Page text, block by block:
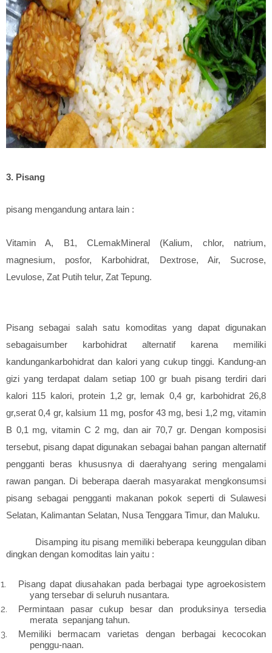
3. Pisang
pisang mengandung antara lain :
Vitamin A, B1, CLemakMineral (Kalium, chlor, natrium,
magnesium, posfor, Karbohidrat, Dextrose, Air, Sucrose,
Levulose, Zat Putih telur, Zat Tepung.
Pisang sebagai salah satu komoditas yang dapat digunakan
sebagaisumber karbohidrat alternatif karena memiliki
kandungankarbohidrat dan kalori yang cukup tinggi. Kandung-an
gizi yang terdapat dalam setiap 100 gr buah pisang terdiri dari
kalori 115 kalori, protein 1,2 gr, lemak 0,4 gr, karbohidrat 26,8
gr,serat 0,4 gr, kalsium 11 mg, posfor 43 mg, besi 1,2 mg, vitamin
B 0,1 mg, vitamin C 2 mg, dan air 70,7 gr. Dengan komposisi
tersebut, pisang dapat digunakan sebagai bahan pangan alternatif
pengganti beras khususnya di daerahyang sering mengalami
rawan pangan. Di beberapa daerah masyarakat mengkonsumsi
pisang sebagai pengganti makanan pokok seperti di Sulawesi
Selatan, Kalimantan Selatan, Nusa Tenggara Timur, dan Maluku.
Disamping itu pisang memiliki beberapa keunggulan diban
dingkan dengan komoditas lain yaitu :
Pisang dapat diusahakan pada berbagai type agroekosistem
yang tersebar di seluruh nusantara.
Permintaan pasar cukup besar dan produksinya tersedia
merata sepanjang tahun.
Memiliki bermacam varietas dengan berbagai kecocokan
penggu-naan.